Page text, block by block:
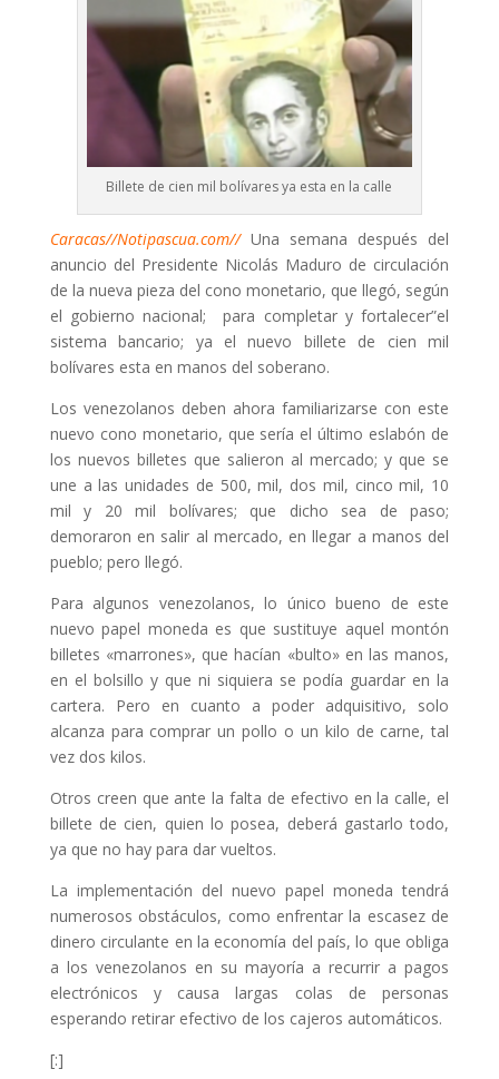
Billete de cien mil bolívares ya esta en la calle
Caracas//Notipascua.com// Una semana después del
anuncio del Presidente Nicolás Maduro de circulación
de la nueva pieza del cono monetario, que llegó, según
el gobierno nacional; para completar y fortalecer”el
sistema bancario; ya el nuevo billete de cien mil
bolívares esta en manos del soberano.
Los venezolanos deben ahora familiarizarse con este
nuevo cono monetario, que sería el último eslabón de
los nuevos billetes que salieron al mercado; y que se
une a las unidades de 500, mil, dos mil, cinco mil, 10
mil y 20 mil bolívares; que dicho sea de paso;
demoraron en salir al mercado, en llegar a manos del
pueblo; pero llegó.
Para algunos venezolanos, lo único bueno de este
nuevo papel moneda es que sustituye aquel montón
billetes «marrones», que hacían «bulto» en las manos,
en el bolsillo y que ni siquiera se podía guardar en la
cartera. Pero en cuanto a poder adquisitivo, solo
alcanza para comprar un pollo o un kilo de carne, tal
vez dos kilos.
Otros creen que ante la falta de efectivo en la calle, el
billete de cien, quien lo posea, deberá gastarlo todo,
ya que no hay para dar vueltos.
La implementación del nuevo papel moneda tendrá
numerosos obstáculos, como enfrentar la escasez de
dinero circulante en la economía del país, lo que obliga
a los venezolanos en su mayoría a recurrir a pagos
electrónicos y causa largas colas de personas
esperando retirar efectivo de los cajeros automáticos.
[:]